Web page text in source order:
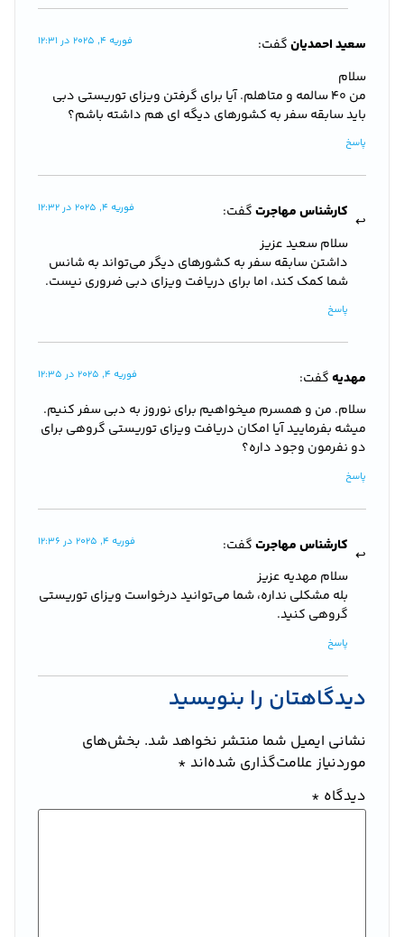
سعید احمدیانگفت: فوریه 4, 2025 در 12:31
سلام
من 40 سالمه و متاهلم. آیا برای گرفتن ویزای توریستی دبی
باید سابقه سفر به کشورهای دیگه ای هم داشته باشم؟
پاسخ
کارشناس مهاجرتگفت: فوریه 4, 2025 در 12:32
سلام سعید عزیز
داشتن سابقه سفر به کشورهای دیگر می‌تواند به شانس
شما کمک کند، اما برای دریافت ویزای دبی ضروری نیست.
پاسخ
مهدیهگفت: فوریه 4, 2025 در 12:35
سلام. من و همسرم میخواهیم برای نوروز به دبی سفر کنیم.
میشه بفرمایید آیا امکان دریافت ویزای توریستی گروهی برای
دو نفرمون وجود داره؟
پاسخ
کارشناس مهاجرتگفت: فوریه 4, 2025 در 12:36
سلام مهدیه عزیز
بله مشکلی نداره، شما می‌توانید درخواست ویزای توریستی
گروهی کنید.
پاسخ
دیدگاهتان را بنویسید
نشانی ایمیل شما منتشر نخواهد شد. بخش‌های
موردنیاز علامت‌گذاری شده‌اند *
دیدگاه *